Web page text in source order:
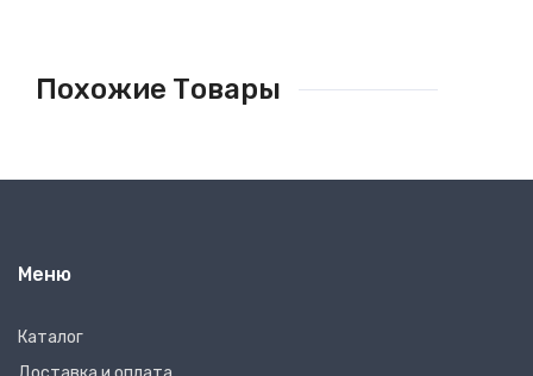
Похожие Товары
Меню
Каталог